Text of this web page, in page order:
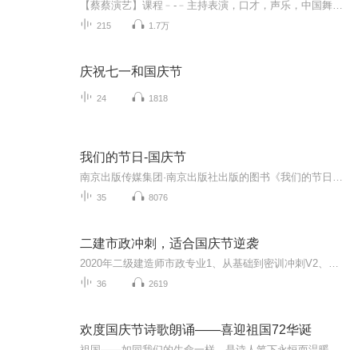
215 1.7万
庆祝七一和国庆节
24 1818
我们的节日-国庆节
35 8076
二建市政冲刺，适合国庆节逆袭
36 2619
欢度国庆节诗歌朗诵——喜迎祖国72华诞